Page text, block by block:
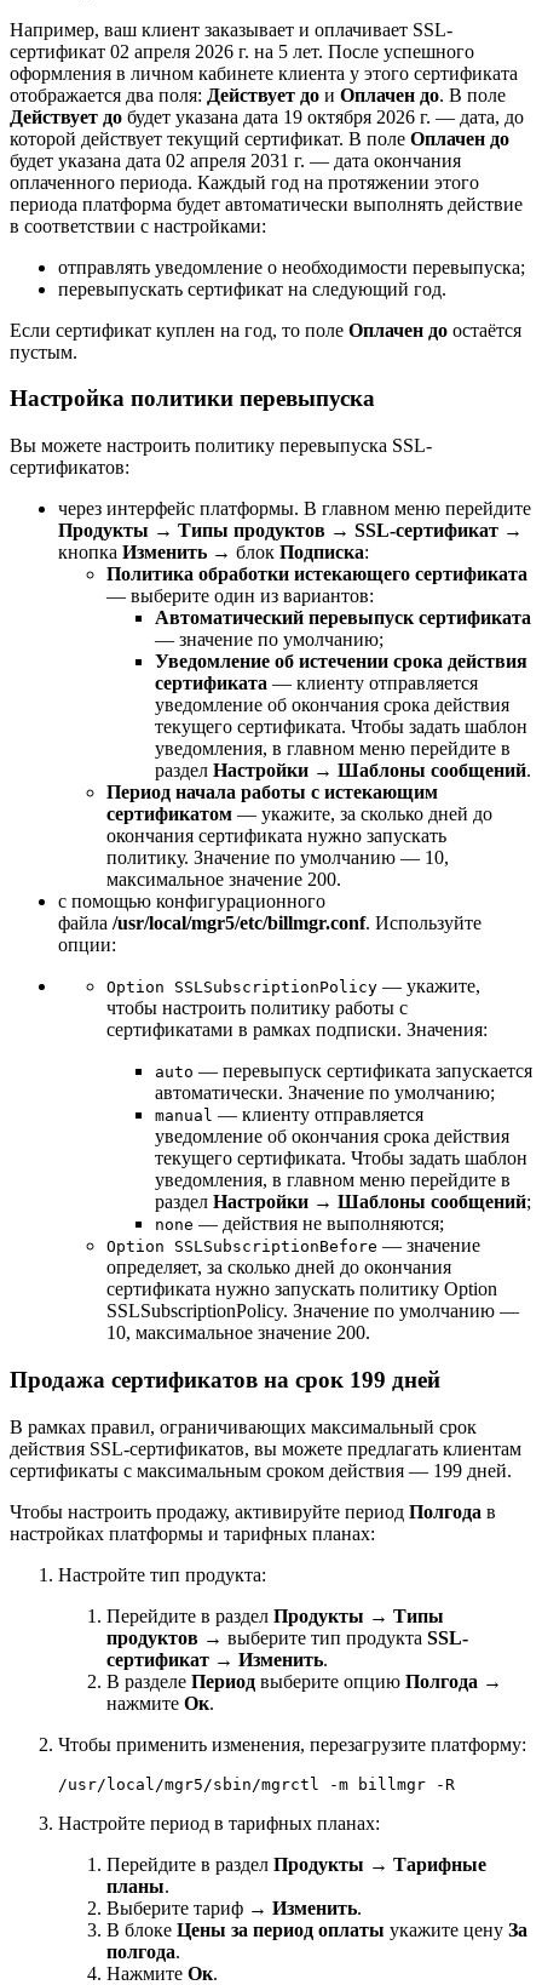
Например, ваш клиент заказывает и оплачивает SSL-
сертификат 02 апреля 2026 г. на 5 лет. После успешного
оформления в личном кабинете клиента у этого сертификата
отображается два поля: Действует до и Оплачен до. В поле
Действует до будет указана дата 19 октября 2026 г. — дата, до
которой действует текущий сертификат. В поле Оплачен до
будет указана дата 02 апреля 2031 г. — дата окончания
оплаченного периода. Каждый год на протяжении этого
периода платформа будет автоматически выполнять действие
в соответствии с настройками:
отправлять уведомление о необходимости перевыпуска;
перевыпускать сертификат на следующий год.
Если сертификат куплен на год, то поле Оплачен до остаётся
пустым.
Настройка политики перевыпуска
Вы можете настроить политику перевыпуска SSL-
сертификатов:
через интерфейс платформы. В главном меню перейдите
Продукты → Типы продуктов → SSL-сертификат →
кнопка Изменить → блок Подписка:
Политика обработки истекающего сертификата
— выберите один из вариантов:
Автоматический перевыпуск сертификата
— значение по умолчанию;
Уведомление об истечении срока действия
сертификата — клиенту отправляется
уведомление об окончания срока действия
текущего сертификата. Чтобы задать шаблон
уведомления, в главном меню перейдите в
раздел Настройки → Шаблоны сообщений.
Период начала работы с истекающим
сертификатом — укажите, за сколько дней до
окончания сертификата нужно запускать
политику. Значение по умолчанию — 10,
максимальное значение 200.
с помощью конфигурационного
файла /usr/local/mgr5/etc/billmgr.conf. Используйте
опции:
Option SSLSubscriptionPolicy — укажите,
чтобы настроить политику работы с
сертификатами в рамках подписки. Значения:
auto — перевыпуск сертификата запускается
автоматически. Значение по умолчанию;
manual — клиенту отправляется
уведомление об окончания срока действия
текущего сертификата. Чтобы задать шаблон
уведомления, в главном меню перейдите в
раздел Настройки → Шаблоны сообщений;
none — действия не выполняются;
Option SSLSubscriptionBefore — значение
определяет, за сколько дней до окончания
сертификата нужно запускать политику Option
SSLSubscriptionPolicy. Значение по умолчанию —
10, максимальное значение 200.
Продажа сертификатов на срок 199 дней
В рамках правил, ограничивающих максимальный срок
действия SSL-сертификатов, вы можете предлагать клиентам
сертификаты с максимальным сроком действия — 199 дней.
Чтобы настроить продажу, активируйте период Полгода в
настройках платформы и тарифных планах:
Настройте тип продукта:
Перейдите в раздел Продукты → Типы
продуктов → выберите тип продукта SSL-
сертификат → Изменить.
В разделе Период выберите опцию Полгода →
нажмите Ок.
Чтобы применить изменения, перезагрузите платформу:
/usr/local/mgr5/sbin/mgrctl -m billmgr -R
Настройте период в тарифных планах:
Перейдите в раздел Продукты → Тарифные
планы.
Выберите тариф → Изменить.
В блоке Цены за период оплаты укажите цену За
полгода.
Нажмите Ок.